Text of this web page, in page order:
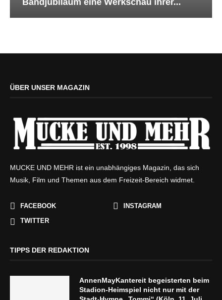
ÜBER UNSER MAGAZIN
MUCKE UND MEHR ist ein unabhängiges Magazin, das sich
Musik, Film und Themen aus dem Freizeit-Bereich widmet.
FACEBOOK
INSTAGRAM
TWITTER
TIPPS DER REDAKTION
AnnenMayKantereit begeisterten beim
Stadion-Heimspiel nicht nur mit der